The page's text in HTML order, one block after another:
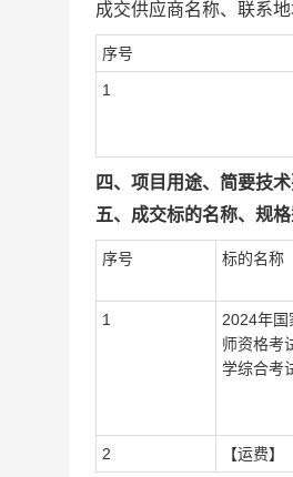
成交供应商名称、联系
序号
1
四、项目用途、简要技
五、成交标的名称、规
序号 标的名称
1
2024年国
师资格考
学综合考
2 【运费】